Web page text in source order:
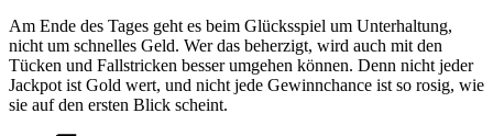
Am Ende des Tages geht es beim Glücksspiel um Unterhaltung,
nicht um schnelles Geld. Wer das beherzigt, wird auch mit den
Tücken und Fallstricken besser umgehen können. Denn nicht jeder
Jackpot ist Gold wert, und nicht jede Gewinnchance ist so rosig, wie
sie auf den ersten Blick scheint.